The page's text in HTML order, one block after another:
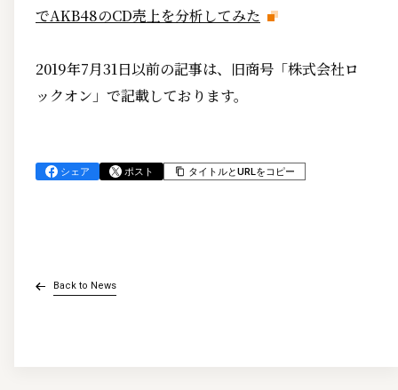
でAKB48のCD売上を分析してみた
2019年7月31日以前の記事は、旧商号「株式会社ロ
ックオン」で記載しております。
シェア ポスト タイトルとURLをコピー
Back to News